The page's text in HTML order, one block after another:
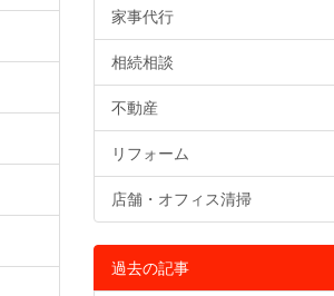
家事代行
相続相談
不動産
リフォーム
店舗・オフィス清掃
過去の記事